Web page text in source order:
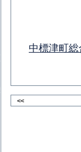
中標津町
<<